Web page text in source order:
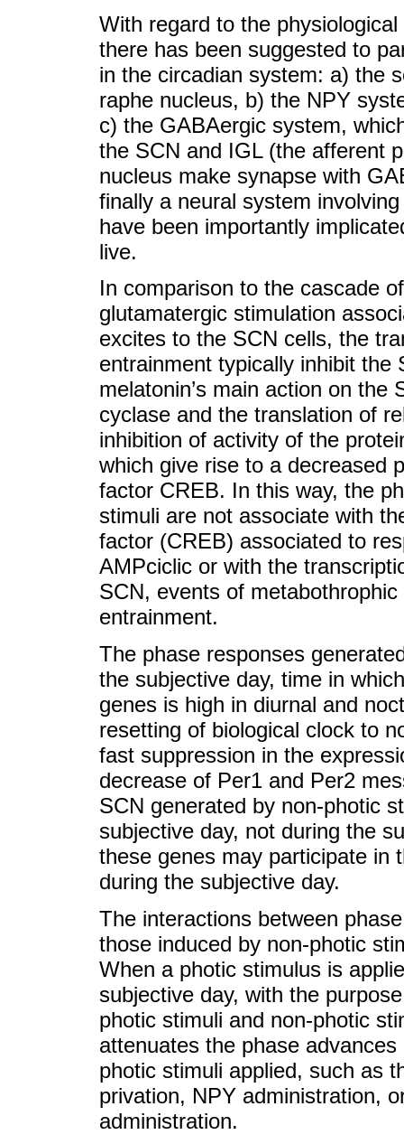
With regard to the
there has been suggested to
in the circadian system: a) the
raphe nucleus, b) the NPY
c) the GABAergic system,
the SCN and IGL (the afferent
nucleus make synapse with
finally a neural system
have been importantly
live.
In comparison to the cascade
glutamatergic stimulation
excites to the SCN cells, the
entrainment typically inhibit the
melatonin’s main action on the
cyclase and the translation of
inhibition of activity of the
which give rise to a decreased
factor CREB. In this way, the
stimuli are not associate with
factor (CREB) associated to
AMPciclic or with the
SCN, events of
entrainment.
The phase responses
the subjective day, time in
genes is high in diurnal and
resetting of biological clock to
fast suppression in the
decrease of Per1 and Per2
SCN generated by non-photic
subjective day, not during the
these genes may participate in
during the subjective day.
The interactions between
those induced by non-photic
When a photic stimulus is
subjective day, with the
photic stimuli and non-photic
attenuates the phase
photic stimuli applied, such as
privation, NPY administration,
administration.